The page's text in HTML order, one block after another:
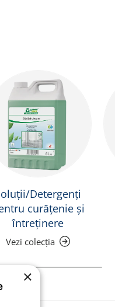
Detergenți
curățenie și
întreținere
Vezi colecția
×